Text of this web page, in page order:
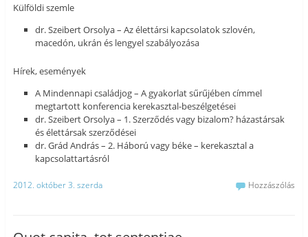
Külföldi szemle
dr. Szeibert Orsolya – Az élettársi kapcsolatok szlovén,
macedón, ukrán és lengyel szabályozása
Hírek, események
A Mindennapi családjog – A gyakorlat sűrűjében címmel
megtartott konferencia kerekasztal-beszélgetései
dr. Szeibert Orsolya – 1. Szerződés vagy bizalom? házastársak
és élettársak szerződései
dr. Grád András – 2. Háború vagy béke – kerekasztal a
kapcsolattartásról
2012. október 3. szerda Hozzászólás